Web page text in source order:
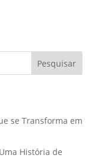
Pesquisar
se Transforma em
História de